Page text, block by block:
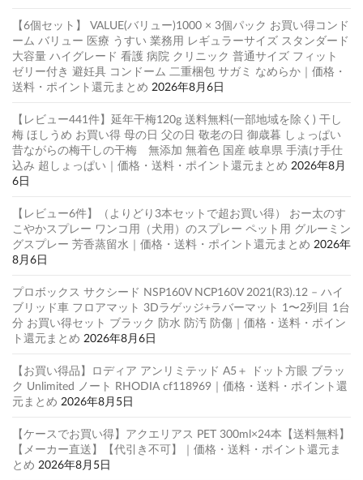
【6個セット】 VALUE(バリュー)1000 × 3個パック お買い得コンド
ーム バリュー 医療 うすい 業務用 レギュラーサイズ スタンダード
大容量 ハイグレード 看護 病院 クリニック 普通サイズ フィット
ゼリー付き 避妊具 コンドーム 二重梱包 サガミ なめらか｜価格・
送料・ポイント還元まとめ 2026年8月6日
【レビュー441件】延年干梅120g 送料無料(一部地域を除く) 干し
梅 ほしうめ お買い得 母の日 父の日 敬老の日 御歳暮 しょっぱい
昔ながらの梅干しの干梅 無添加 無着色 国産 岐阜県 手漬け手仕
込み 超しょっぱい｜価格・送料・ポイント還元まとめ 2026年8月
6日
【レビュー6件】（よりどり3本セットで超お買い得） おー太のす
こやかスプレー ワンコ用（犬用）のスプレー ペット用 グルーミン
グスプレー 芳香蒸留水｜価格・送料・ポイント還元まとめ 2026年
8月6日
プロボックス サクシード NSP160V NCP160V 2021(R3).12 – ハイ
ブリッド車 フロアマット 3Dラゲッジ+ラバーマット 1〜2列目 1台
分 お買い得セット ブラック 防水 防汚 防傷｜価格・送料・ポイン
ト還元まとめ 2026年8月6日
【お買い得品】ロディア アンリミテッド A5＋ ドット方眼 ブラッ
ク Unlimited ノート RHODIA cf118969｜価格・送料・ポイント還
元まとめ 2026年8月5日
【ケースでお買い得】アクエリアス PET 300ml×24本【送料無料】
【メーカー直送】【代引き不可】｜価格・送料・ポイント還元ま
とめ 2026年8月5日